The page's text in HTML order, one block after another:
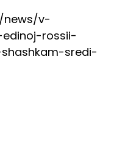
news/v-
rossii-
sredi-